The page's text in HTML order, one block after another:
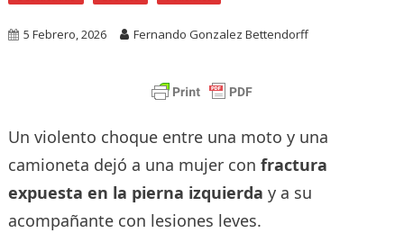
5 Febrero, 2026 Fernando Gonzalez Bettendorff
Un violento choque entre una moto y una
camioneta dejó a una mujer con fractura
expuesta en la pierna izquierda y a su
acompañante con lesiones leves.